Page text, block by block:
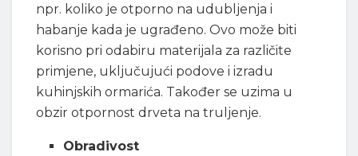
npr. koliko je otporno na udubljenja i
habanje kada je ugrađeno. Ovo može biti
korisno pri odabiru materijala za različite
primjene, uključujući podove i izradu
kuhinjskih ormarića. Također se uzima u
obzir otpornost drveta na truljenje.
Obradivost